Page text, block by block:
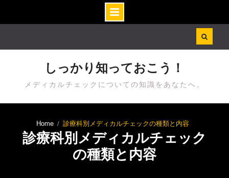
しっかり知っておこう！
メディカルチェックについての知識をあなたへ。
Home 診療科別メディカルチェックの種類と内容
診療科別メディカルチェック
の種類と内容